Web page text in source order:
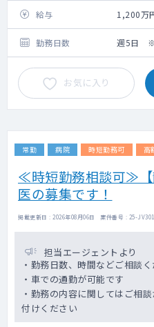
給与 1,200万
勤務日数 週5日 ※
お気に入り
常勤 病院 時短勤務可 高
≪時短勤務相談可≫【
医の募集です！
掲載更新日 : 2026年08月06日 案件番号 : 25-
担当エージェントより
・勤務日数、時間などご相談
・車での通勤が可能です
・勤務の内容に関してはご相
付けください